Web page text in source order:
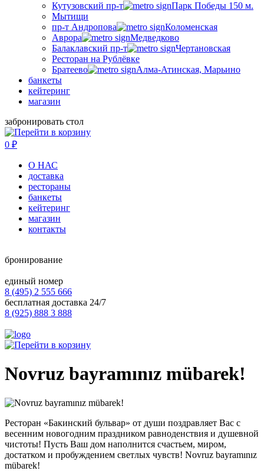
Кутузовский пр-т
Парк Победы 150 м.
Мытищи
пр-т Андропова
Коломенская
Аврора
Медведково
Балаклавский пр-т
Чертановская
Ресторан на Рублёвке
Братеево
Алма-Атинская, Марьино
банкеты
кейтеринг
магазин
забронировать стол
0 ₽
О НАС
доставка
рестораны
банкеты
кейтеринг
магазин
контакты
бронирование
единый номер
8 (495) 2 555 666
бесплатная доставка 24/7
8 (925) 888 3 888
Novruz bayramınız mübarek!
Ресторан «Бакинский бульвар» от души поздравляет Вас с
весенним новогодним праздником равноденствия и душевной
чистоты! Пусть Ваш дом наполнится счастьем, миром,
достатком и пробуждением светлых чувств! Novruz bayramınız
mübarek!